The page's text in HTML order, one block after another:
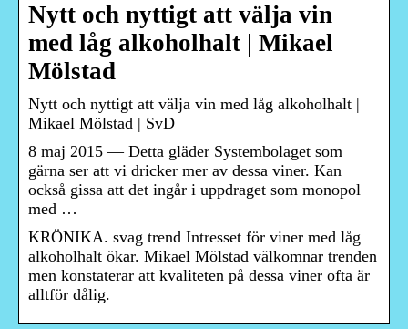
Nytt och nyttigt att välja vin
med låg alkoholhalt | Mikael
Mölstad
Nytt och nyttigt att välja vin med låg alkoholhalt |
Mikael Mölstad | SvD
8 maj 2015 — Detta gläder Systembolaget som
gärna ser att vi dricker mer av dessa viner. Kan
också gissa att det ingår i uppdraget som monopol
med …
KRÖNIKA. svag trend Intresset för viner med låg
alkoholhalt ökar. Mikael Mölstad välkomnar trenden
men konstaterar att kvaliteten på dessa viner ofta är
alltför dålig.